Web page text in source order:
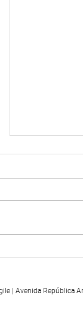
SISTEMA
| Avenida República